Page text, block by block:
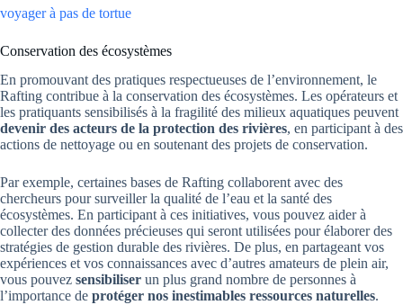
voyager à pas de tortue
Conservation des écosystèmes
En promouvant des pratiques respectueuses de l’environnement, le
Rafting contribue à la conservation des écosystèmes. Les opérateurs et
les pratiquants sensibilisés à la fragilité des milieux aquatiques peuvent
devenir des acteurs de la protection des rivières, en participant à des
actions de nettoyage ou en soutenant des projets de conservation.
Par exemple, certaines bases de Rafting collaborent avec des
chercheurs pour surveiller la qualité de l’eau et la santé des
écosystèmes. En participant à ces initiatives, vous pouvez aider à
collecter des données précieuses qui seront utilisées pour élaborer des
stratégies de gestion durable des rivières. De plus, en partageant vos
expériences et vos connaissances avec d’autres amateurs de plein air,
vous pouvez sensibiliser un plus grand nombre de personnes à
l’importance de protéger nos inestimables ressources naturelles.